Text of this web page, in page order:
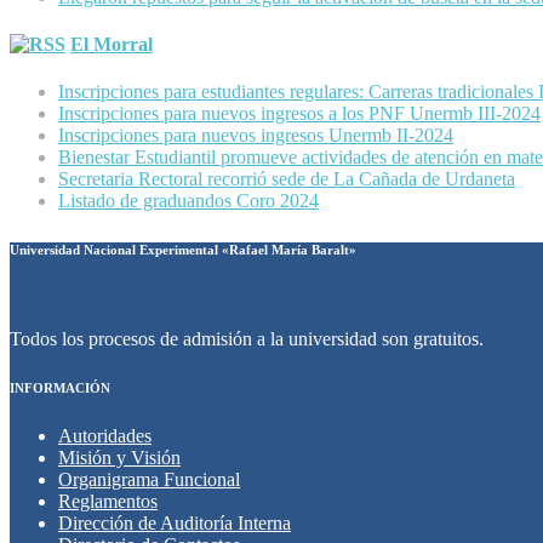
El Morral
Inscripciones para estudiantes regulares: Carreras
Inscripciones para nuevos ingresos a los PNF Unermb III-2024
Inscripciones para nuevos ingresos Unermb II-2024
Bienestar Estudiantil promueve actividades de atención en
Secretaria Rectoral recorrió sede de La Cañada de Urdaneta
Listado de graduandos Coro 2024
Universidad Nacional Experimental «Rafael María Baralt»
Todos los procesos de admisión a la universidad son gratuitos.
INFORMACIÓN
Autoridades
Misión y Visión
Organigrama Funcional
Reglamentos
Dirección de Auditoría Interna